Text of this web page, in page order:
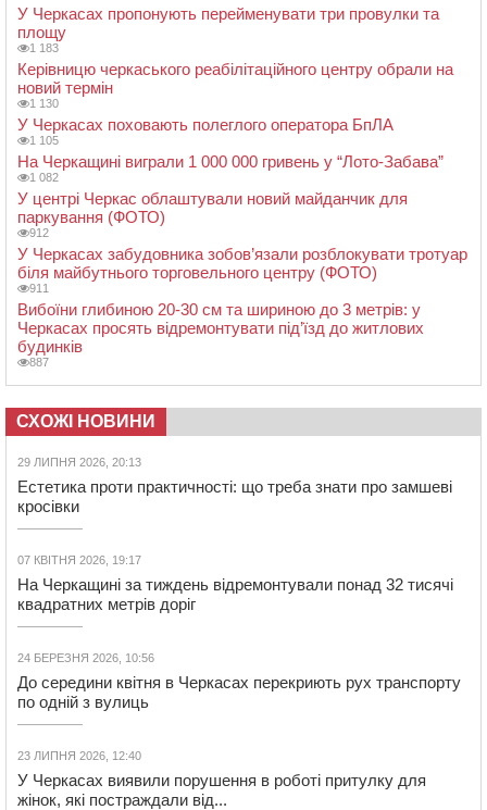
У Черкасах пропонують перейменувати три провулки та
площу
1 183
Керівницю черкаського реабілітаційного центру обрали на
новий термін
1 130
У Черкасах поховають полеглого оператора БпЛА
1 105
На Черкащині виграли 1 000 000 гривень у “Лото-Забава”
1 082
У центрі Черкас облаштували новий майданчик для
паркування (ФОТО)
912
У Черкасах забудовника зобов’язали розблокувати тротуар
біля майбутнього торговельного центру (ФОТО)
911
Вибоїни глибиною 20-30 см та шириною до 3 метрів: у
Черкасах просять відремонтувати під’їзд до житлових
будинків
887
СХОЖІ НОВИНИ
29 ЛИПНЯ 2026, 20:13
Естетика проти практичності: що треба знати про замшеві
кросівки
07 КВІТНЯ 2026, 19:17
На Черкащині за тиждень відремонтували понад 32 тисячі
квадратних метрів доріг
24 БЕРЕЗНЯ 2026, 10:56
До середини квітня в Черкасах перекриють рух транспорту
по одній з вулиць
23 ЛИПНЯ 2026, 12:40
У Черкасах виявили порушення в роботі притулку для
жінок, які постраждали від...